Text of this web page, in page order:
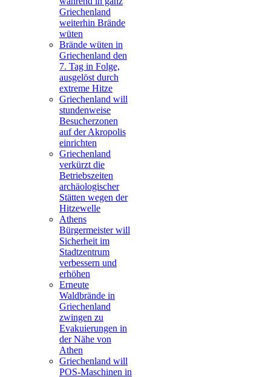
Griechenland
weiterhin Brände
wüten
Brände wüten in
Griechenland den
7. Tag in Folge,
ausgelöst durch
extreme Hitze
Griechenland will
stundenweise
Besucherzonen
auf der Akropolis
einrichten
Griechenland
verkürzt die
Betriebszeiten
archäologischer
Stätten wegen der
Hitzewelle
Athens
Bürgermeister will
Sicherheit im
Stadtzentrum
verbessern und
erhöhen
Erneute
Waldbrände in
Griechenland
zwingen zu
Evakuierungen in
der Nähe von
Athen
Griechenland will
POS-Maschinen in